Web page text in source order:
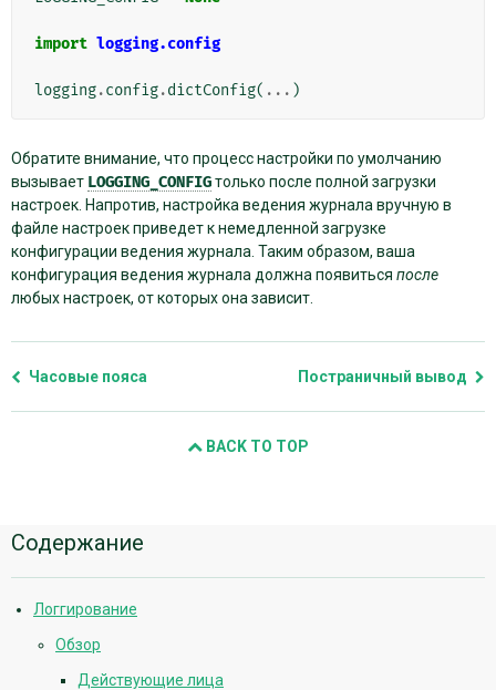
import logging.config
logging.config.dictConfig( ... )
Обратите внимание, что процесс настройки по умолчанию
вызывает LOGGING_CONFIGтолько после полной загрузки
настроек. Напротив, настройка ведения журнала вручную в
файле настроек приведет к немедленной загрузке
конфигурации ведения журнала. Таким образом, ваша
конфигурация ведения журнала должна появиться после
любых настроек, от которых она зависит.
Часовые пояса Постраничный вывод
BACK TO TOP
Дополнительная
информация
Содержание
Логгирование
Обзор
Действующие лица